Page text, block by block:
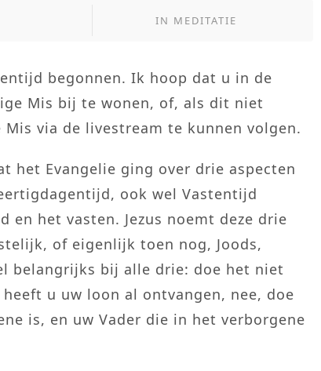
IN MEDITATIE
begonnen. Ik hoop dat u in de
Mis bij te wonen, of, als dit niet
via de livestream te kunnen volgen.
het Evangelie ging over drie aspecten
ook wel Vastentijd
en het vasten. Jezus noemt deze drie
of eigenlijk toen nog, Joods,
belangrijks bij alle drie: doe het niet
u uw loon al ontvangen, nee, doe
is, en uw Vader die in het verborgene